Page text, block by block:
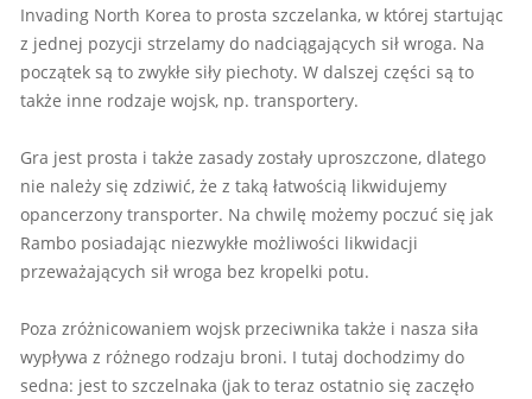
Invading North Korea to prosta szczelanka, w której startując
z jednej pozycji strzelamy do nadciągających sił wroga. Na
początek są to zwykłe siły piechoty. W dalszej części są to
także inne rodzaje wojsk, np. transportery.
Gra jest prosta i także zasady zostały uproszczone, dlatego
nie należy się zdziwić, że z taką łatwością likwidujemy
opancerzony transporter. Na chwilę możemy poczuć się jak
Rambo posiadając niezwykłe możliwości likwidacji
przeważających sił wroga bez kropelki potu.
Poza zróżnicowaniem wojsk przeciwnika także i nasza siła
wypływa z różnego rodzaju broni. I tutaj dochodzimy do
sedna: jest to szczelnaka (jak to teraz ostatnio się zaczęło